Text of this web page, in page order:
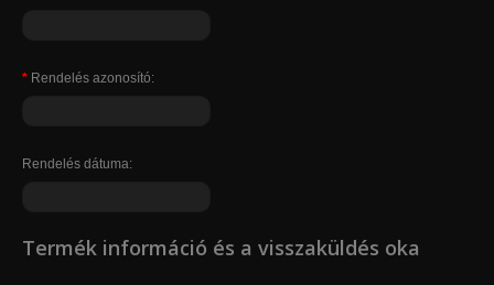
* Rendelés azonosító:
Rendelés dátuma:
Termék információ és a visszaküldés oka